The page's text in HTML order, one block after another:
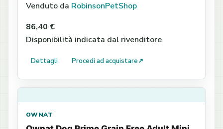
Venduto da RobinsonPetShop
86,40 €
Disponibilità indicata dal rivenditore
Dettagli Procedi ad acquistare↗
OWNAT